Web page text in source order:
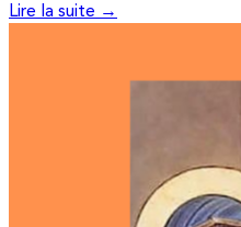
Lire la suite →